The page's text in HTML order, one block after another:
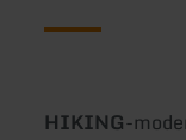
Type
HIKING-